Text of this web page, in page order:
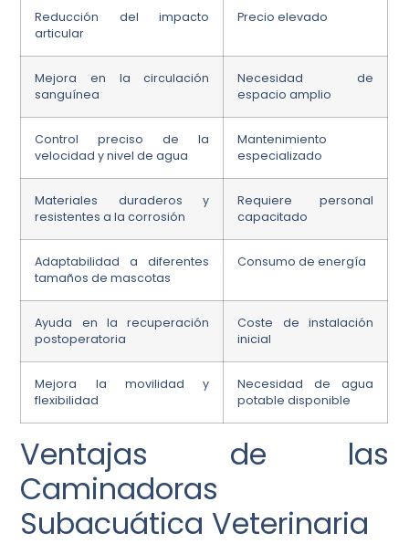
Reducción del impacto
articular
Precio elevado
Mejora en la circulación
sanguínea
Necesidad de
espacio amplio
Control preciso de la
velocidad y nivel de agua
Mantenimiento
especializado
Materiales duraderos y
resistentes a la corrosión
Requiere personal
capacitado
Adaptabilidad a diferentes
tamaños de mascotas
Consumo de energía
Ayuda en la recuperación
postoperatoria
Coste de instalación
inicial
Mejora la movilidad y
flexibilidad
Necesidad de agua
potable disponible
Ventajas de las
Caminadoras
Subacuática Veterinaria